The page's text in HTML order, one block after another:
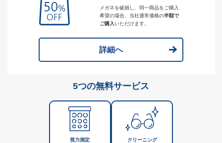
メガネを破損し、同一商品をご購入
希望の場合、当社通常価格の半額で
ご購入いただけます。
詳細へ
5つの無料サービス
視力測定 クリーニング